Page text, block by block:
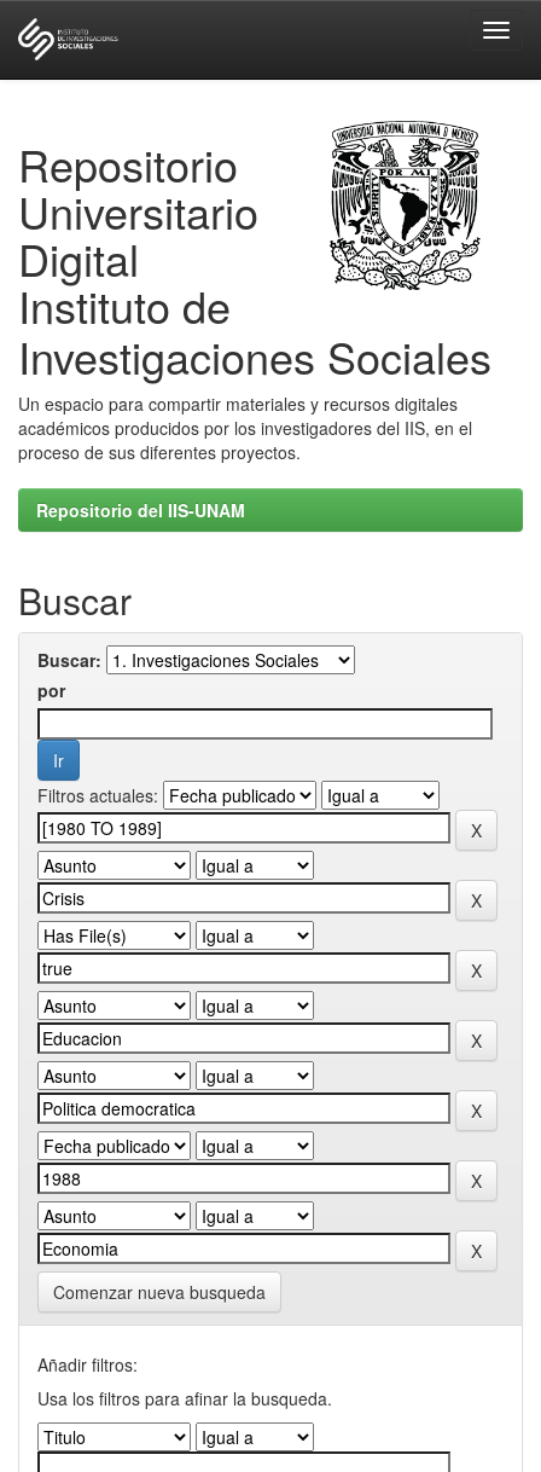
Repositorio
Universitario
Digital
Instituto de
Investigaciones Sociales
Un espacio para compartir materiales y recursos digitales
académicos producidos por los investigadores del IIS, en el
proceso de sus diferentes proyectos.
Repositorio del IIS-UNAM
Buscar
Buscar:
por
Filtros actuales:
Comenzar nueva busqueda
Añadir filtros:
Usa los filtros para afinar la busqueda.